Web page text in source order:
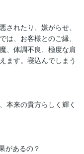
されたり、嫌がらせ、
、お客様とのご縁、
、体調不良、極度な肩
ます。寝込んでしまう
本来の貴方らしく輝く
があるの？